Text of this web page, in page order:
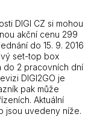
DIGI CZ si mohou
akční cenu 299
do 15. 9. 2016
set-top box
do 2 pracovních dní
DIGI2GO je
pak může
Aktuální
jsou uvedeny níže.